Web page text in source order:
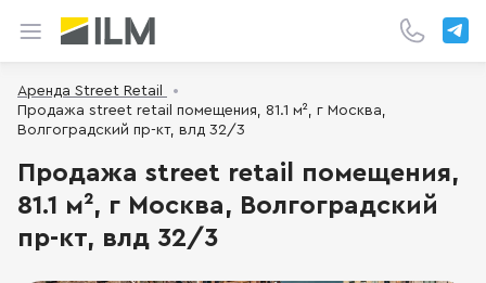
Аренда Street Retail
Продажа street retail помещения, 81.1 м², г Москва,
Волгоградский пр-кт, влд 32/3
Продажа street retail помещения,
81.1 м², г Москва, Волгоградский
пр-кт, влд 32/3